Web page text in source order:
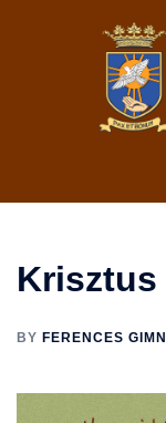
Krisztus
BY FERENCES